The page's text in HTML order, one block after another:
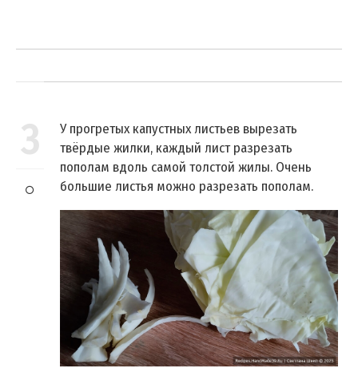
3
У прогретых капустных листьев вырезать
твёрдые жилки, каждый лист разрезать
пополам вдоль самой толстой жилы. Очень
большие листья можно разрезать пополам.